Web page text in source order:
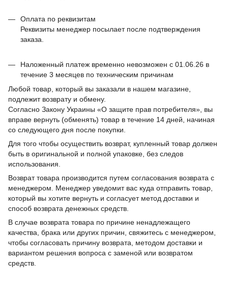
Оплата по реквизитам
Реквизиты менеджер посылает после подтверждения
заказа.
Наложенный платеж временно невозможен с 01.06.26 в
течение 3 месяцев по техническим причинам
Любой товар, который вы заказали в нашем магазине,
подлежит возврату и обмену.
Согласно Закону Украины «О защите прав потребителя», вы
вправе вернуть (обменять) товар в течение 14 дней, начиная
со следующего дня после покупки.
Для того чтобы осуществить возврат, купленный товар должен
быть в оригинальной и полной упаковке, без следов
использования.
Возврат товара производится путем согласования возврата с
менеджером. Менеджер уведомит вас куда отправить товар,
который вы хотите вернуть и согласует метод доставки и
способ возврата денежных средств.
В случае возврата товара по причине ненадлежащего
качества, брака или других причин, свяжитесь с менеджером,
чтобы согласовать причину возврата, методом доставки и
вариантом решения вопроса с заменой или возвратом
средств.